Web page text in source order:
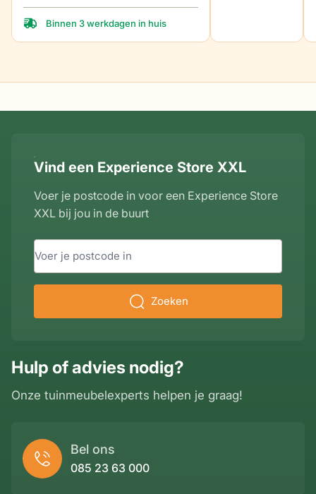
Binnen 3 werkdagen in huis
Hulp of advies nodig?
Onze tuinmeubelexperts helpen je graag!
Bel ons
085 23 63 000
Vind een Experience Store XXL
Voer je postcode in voor een Experience Store
XXL bij jou in de buurt
Zoeken